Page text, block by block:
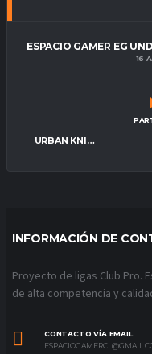
ESPACIO GAMER EG
16
URBAN KNIGHTS
INFORMACIÓN DE
Proyecto de ligas Club Pro.
de alta competencia y
CONTACTO VÍA EMAIL